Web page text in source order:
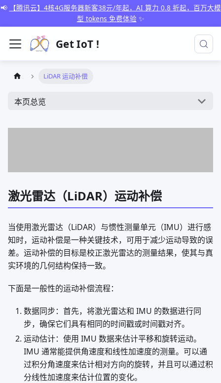
📢
【腾讯云】4核4G服务器新客38元/年起，AI 算力 0.8 折起，百万大模
型 tokens 免费体验 ✨
Get IoT !
LiDAR 运动补偿
本页总览
激光雷达（LiDAR）运动补偿
当使用激光雷达（LiDAR）与惯性测量单元（IMU）进行感
知时，运动补偿是一种关键技术，可用于减少运动导致的误
差。运动补偿的目标是校正激光雷达的测量结果，使其与真
实环境的几何结构保持一致。
下面是一般性的运动补偿流程：
数据同步：首先，将激光雷达和 IMU 的数据进行同
步，确保它们具有相同的时间戳或时间戳对齐。
运动估计：使用 IMU 数据来估计平移和旋转运动。
IMU 通常能提供角速度和线性加速度的测量。可以通
过积分角速度来估计相对方向的旋转，并且可以通过积
分线性加速度来估计位置的变化。